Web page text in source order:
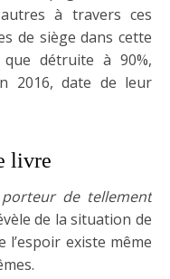
à travers ces
de siège dans cette
détruite à 90%,
2016, date de leur
livre
porteur de tellement
de la situation de
existe même